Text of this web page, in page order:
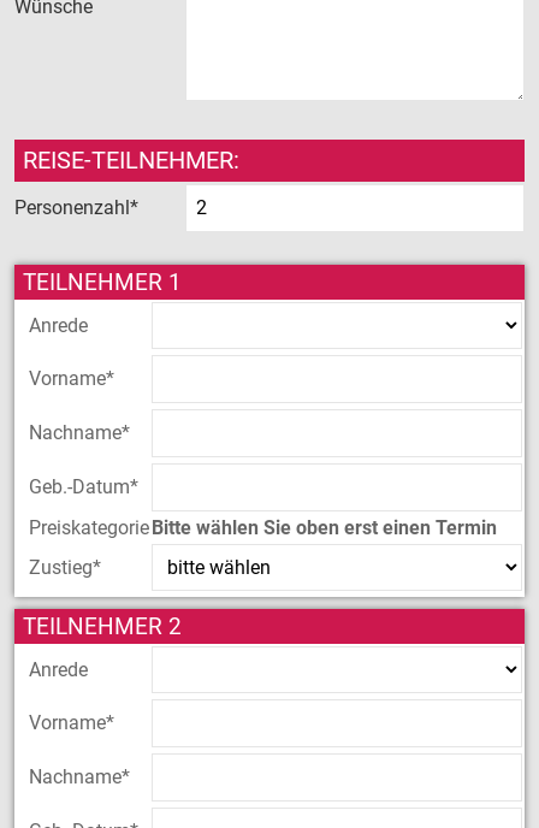
Wünsche
REISE-TEILNEHMER:
Personenzahl*
TEILNEHMER 1
Anrede
Vorname*
Nachname*
Geb.-Datum*
PreiskategorieBitte wählen Sie oben erst einen Termin
Zustieg*
TEILNEHMER 2
Anrede
Vorname*
Nachname*